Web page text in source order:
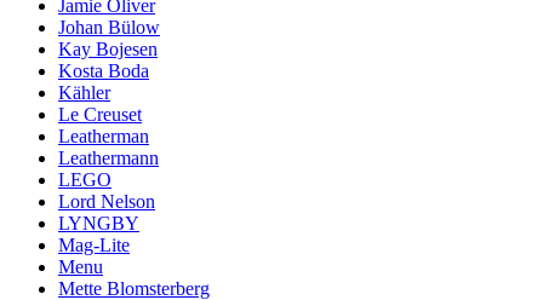
Jamie Oliver
Johan Bülow
Kay Bojesen
Kosta Boda
Kähler
Le Creuset
Leatherman
Leathermann
LEGO
Lord Nelson
LYNGBY
Mag-Lite
Menu
Mette Blomsterberg